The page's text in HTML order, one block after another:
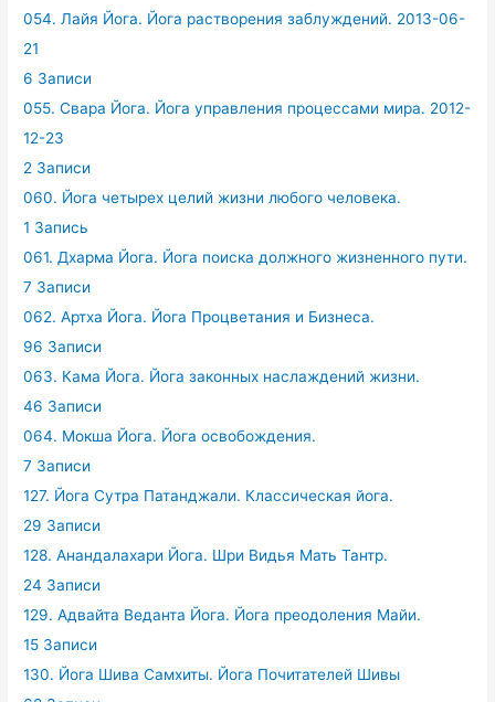
054. Лайя Йога. Йога растворения заблуждений. 2013-06-
21
6 Записи
055. Свара Йога. Йога управления процессами мира. 2012-
12-23
2 Записи
060. Йога четырех целий жизни любого человека.
1 Запись
061. Дхарма Йога. Йога поиска должного жизненного пути.
7 Записи
062. Артха Йога. Йога Процветания и Бизнеса.
96 Записи
063. Кама Йога. Йога законных наслаждений жизни.
46 Записи
064. Мокша Йога. Йога освобождения.
7 Записи
127. Йога Сутра Патанджали. Классическая йога.
29 Записи
128. Анандалахари Йога. Шри Видья Мать Тантр.
24 Записи
129. Адвайта Веданта Йога. Йога преодоления Майи.
15 Записи
130. Йога Шива Самхиты. Йога Почитателей Шивы